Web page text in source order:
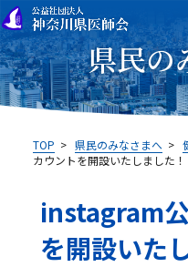
県民の
TOP >県民のみなさまへ >
カウントを開設いたしました！
instagram
を開設いた